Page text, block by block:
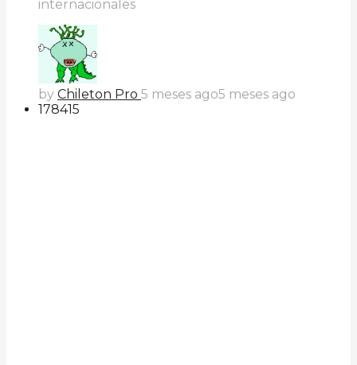
internacionales
by Chileton Pro 5 meses ago5 meses ago
178415